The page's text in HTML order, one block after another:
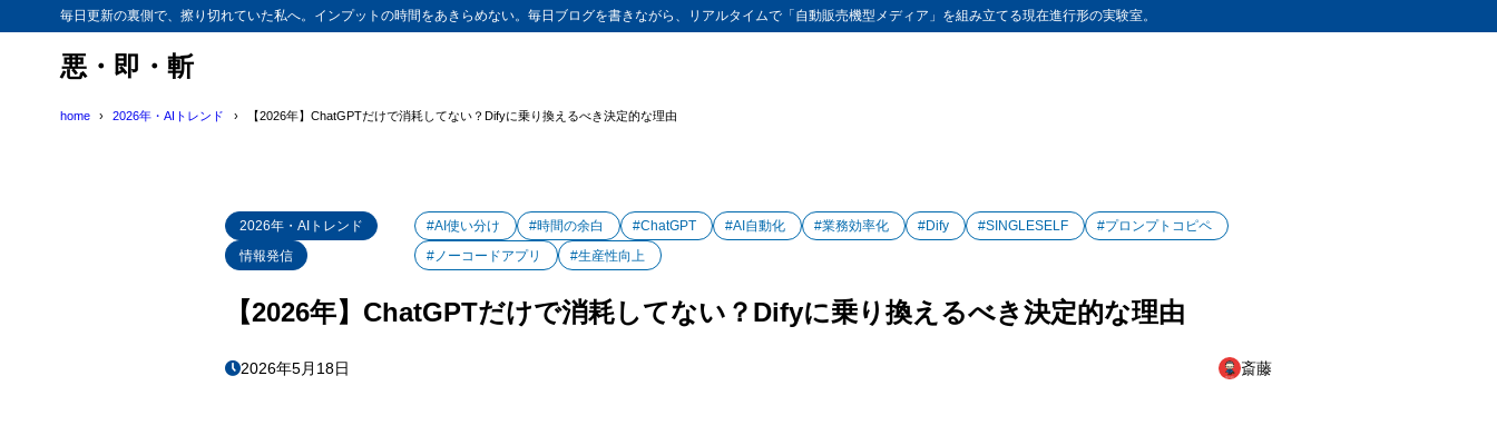
毎日更新の裏側で、擦り切れていた私へ。インプットの時間をあきらめない。毎日ブログを書きながら、リアルタイムで「自動販売機型メディア」を組み立てる現在進行形の実験室。
悪・即・斬
home 2026年・AIトレンド 【2026年】ChatGPTだけで消耗してない？Difyに乗り換えるべき決定的な理由
2026年・AIトレンド
情報発信
#AI使い分け #時間の余白 #ChatGPT #AI自動化 #業務効率化 #Dify #SINGLESELF
#プロンプトコピペ
#ノーコードアプリ
#生産性向上
【2026年】ChatGPTだけで消耗してない？Difyに乗り換えるべき決定的な理由
2026年5月18日 斎藤